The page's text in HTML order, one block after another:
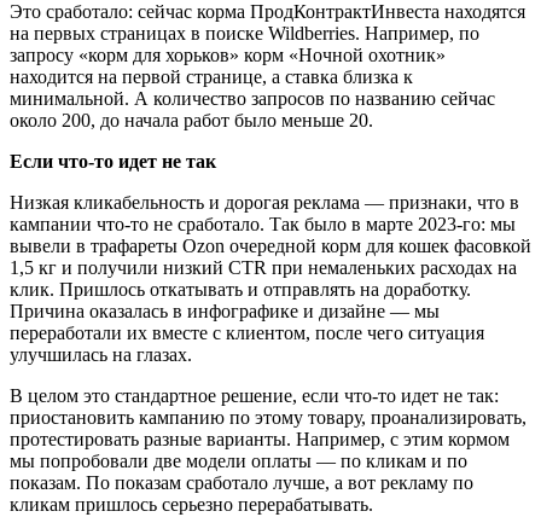
Это сработало: сейчас корма ПродКонтрактИнвеста находятся
на первых страницах в поиске Wildberries. Например, по
запросу «корм для хорьков» корм «Ночной охотник»
находится на первой странице, а ставка близка к
минимальной. А количество запросов по названию сейчас
около 200, до начала работ было меньше 20.
Если что-то идет не так
Низкая кликабельность и дорогая реклама — признаки, что в
кампании что-то не сработало. Так было в марте 2023-го: мы
вывели в трафареты Ozon очередной корм для кошек фасовкой
1,5 кг и получили низкий CTR при немаленьких расходах на
клик. Пришлось откатывать и отправлять на доработку.
Причина оказалась в инфографике и дизайне — мы
переработали их вместе с клиентом, после чего ситуация
улучшилась на глазах.
В целом это стандартное решение, если что-то идет не так:
приостановить кампанию по этому товару, проанализировать,
протестировать разные варианты. Например, с этим кормом
мы попробовали две модели оплаты — по кликам и по
показам. По показам сработало лучше, а вот рекламу по
кликам пришлось серьезно перерабатывать.